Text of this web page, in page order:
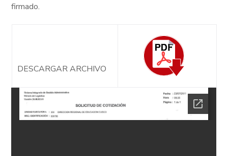
firmado.
DESCARGAR ARCHIVO